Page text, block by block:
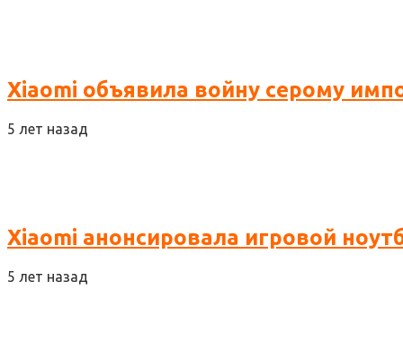
Xiaomi объявила войну серому
5 лет назад
Xiaomi анонсировала игровой
5 лет назад